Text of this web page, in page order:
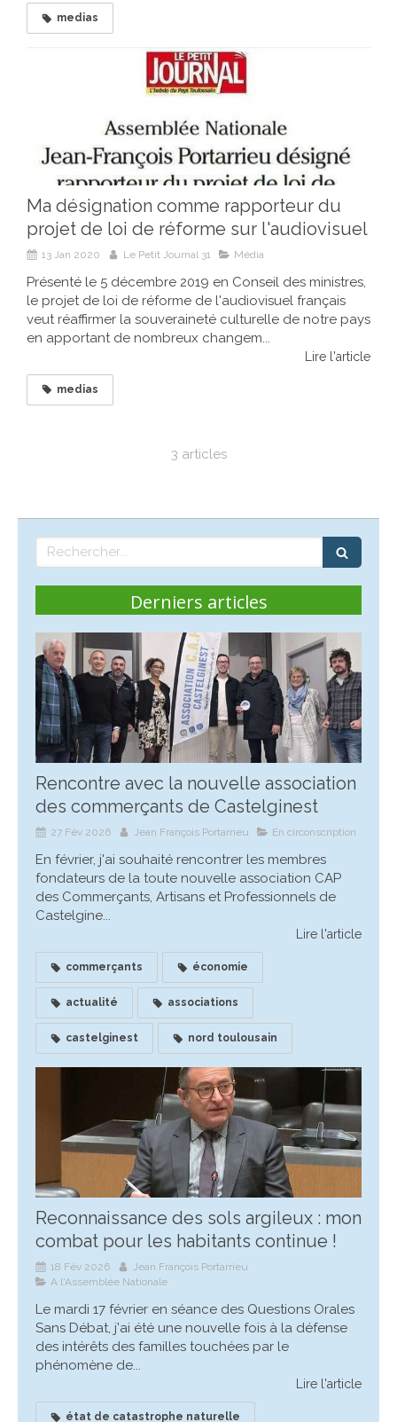
medias
Ma désignation comme rapporteur du
projet de loi de réforme sur l'audiovisuel
13 Jan 2020 Le Petit Journal 31 Média
Présenté le 5 décembre 2019 en Conseil des ministres,
le projet de loi de réforme de l'audiovisuel français
veut réaffirmer la souveraineté culturelle de notre pays
en apportant de nombreux changem...
Lire l'article
medias
3 articles
Rechercher
Derniers articles
Rencontre avec la nouvelle association
des commerçants de Castelginest
27 Fév 2026 Jean François Portarrieu En circonscription
En février, j'ai souhaité rencontrer les membres
fondateurs de la toute nouvelle association CAP
des Commerçants, Artisans et Professionnels de
Castelgine...
Lire l'article
commerçants économie
actualité associations
castelginest nord toulousain
Reconnaissance des sols argileux : mon
combat pour les habitants continue !
18 Fév 2026
Jean François Portarrieu
A l'Assemblée Nationale
Le mardi 17 février en séance des Questions Orales
Sans Débat, j'ai été une nouvelle fois à la défense
des intérêts des familles touchées par le
phénomène de...
Lire l'article
état de catastrophe naturelle